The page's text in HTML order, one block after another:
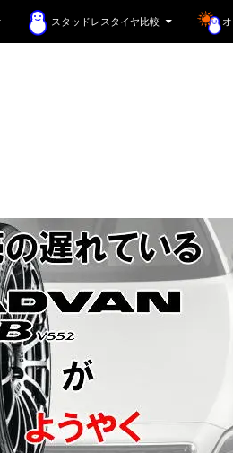
スタッドレスタイヤ比較